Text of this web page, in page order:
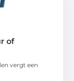
of
vergt een